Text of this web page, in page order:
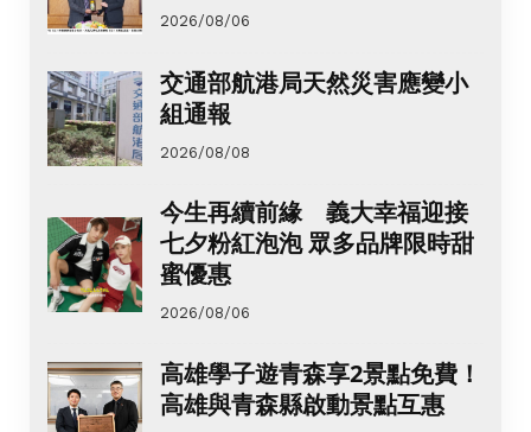
2026/08/06
交通部航港局天然災害應變小
組通報
2026/08/08
今生再續前緣 義大幸福迎接
七夕粉紅泡泡 眾多品牌限時甜
蜜優惠
2026/08/06
高雄學子遊青森享2景點免費！
高雄與青森縣啟動景點互惠